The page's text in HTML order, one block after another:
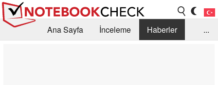
Ana Sayfa İnceleme
Haberler
...